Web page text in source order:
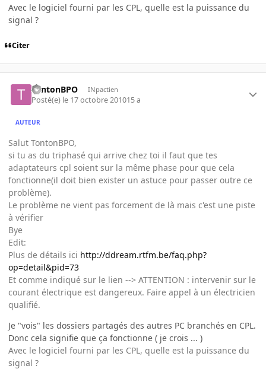
Avec le logiciel fourni par les CPL, quelle est la puissance du
signal ?
Citer
TontonBPO INpactien
Posté(e) le 17 octobre 201015 a
AUTEUR
Salut TontonBPO,
si tu as du triphasé qui arrive chez toi il faut que tes
adaptateurs cpl soient sur la même phase pour que cela
fonctionne(il doit bien exister un astuce pour passer outre ce
problème).
Le problème ne vient pas forcement de là mais c'est une piste
à vérifier
Bye
Edit:
Plus de détails ici http://ddream.rtfm.be/faq.php?
op=detail&pid=73
Et comme indiqué sur le lien --> ATTENTION : intervenir sur le
courant électrique est dangereux. Faire appel à un électricien
qualifié.
Je "vois" les dossiers partagés des autres PC branchés en CPL.
Donc cela signifie que ça fonctionne ( je crois ... )
Avec le logiciel fourni par les CPL, quelle est la puissance du
signal ?